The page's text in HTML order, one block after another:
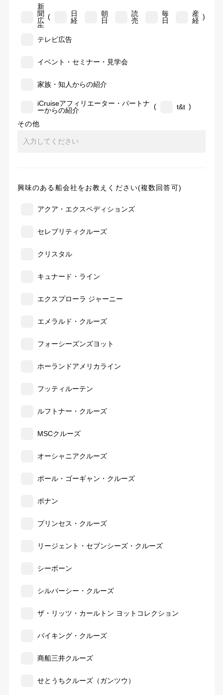
新
聞
広
告
(
日
経
朝
日
読
売
毎
日
産
経 )
テレビ広告
イベント・セミナー・見学会
家族・知人からの紹介
iCruiseアフィリエーター・パートナ
ーからの紹介
( t&t )
その他
興味のある船会社をお教えください(複数回答可)
アクア・エクスペディションズ
セレブリティクルーズ
クリスタル
キュナード・ライン
エクスプローラ ジャーニー
エメラルド・クルーズ
フォーシーズンズヨット
ホーランドアメリカライン
フッティルーテン
ルフトナー・クルーズ
MSCクルーズ
オーシャニアクルーズ
ポール・ゴーギャン・クルーズ
ポナン
プリンセス・クルーズ
リージェント・セブンシーズ・クルーズ
シーボーン
シルバーシー・クルーズ
ザ・リッツ・カールトン ヨットコレクション
バイキング・クルーズ
商船三井クルーズ
せとうちクルーズ（ガンツウ）